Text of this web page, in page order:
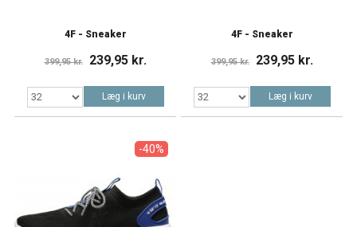
4F - Sneaker
399,95 kr. 239,95 kr.
Læg i kurv
4F - Sneaker
399,95 kr. 239,95 kr.
Læg i kurv
-40%